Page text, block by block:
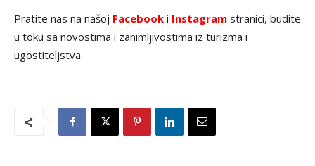
Pratite nas na našoj Facebook i Instagram stranici, budite
u toku sa novostima i zanimljivostima iz turizma i
ugostiteljstva.